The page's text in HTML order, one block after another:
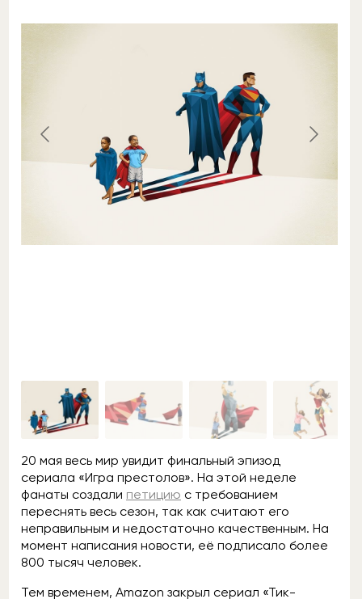
20 мая весь мир увидит финальный эпизод
сериала «Игра престолов». На этой неделе
фанаты создали петицию с требованием
переснять весь сезон, так как считают его
неправильным и недостаточно качественным. На
момент написания новости, её подписало более
800 тысяч человек.
Тем временем, Amazon закрыл сериал «Тик-